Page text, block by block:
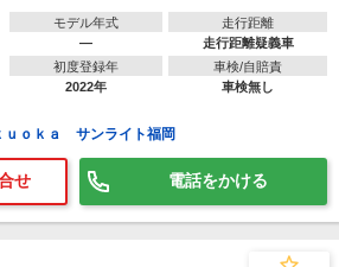
モデル年式
―
走行距離
走行距離疑義車
初度登録年
2022年
車検/自賠責
車検無し
ｏｋａ サンライト福岡
せ 電話をかける